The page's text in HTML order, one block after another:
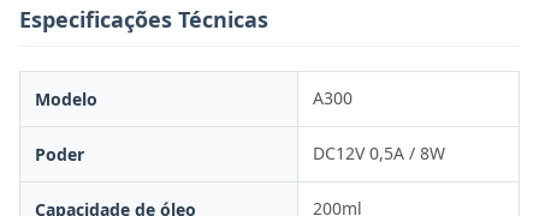
Especificações Técnicas
Modelo A300
Poder DC12V 0,5A / 8W
Capacidade de óleo 200ml